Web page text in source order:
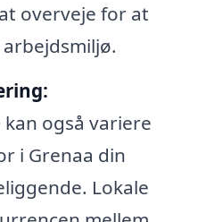
overveje for at
også variere
i Grenaa din
Lokale